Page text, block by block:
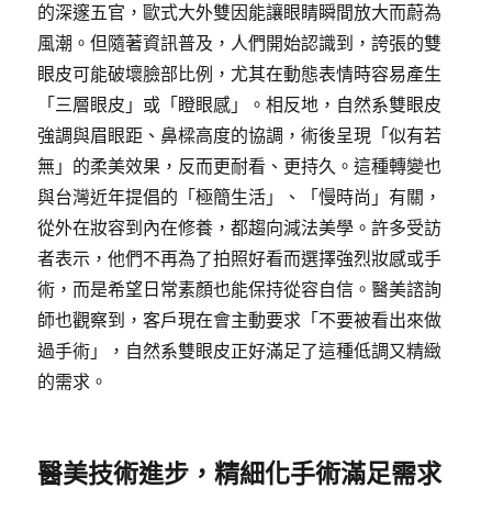
的深邃五官，歐式大外雙因能讓眼睛瞬間放大而蔚為
風潮。但隨著資訊普及，人們開始認識到，誇張的雙
眼皮可能破壞臉部比例，尤其在動態表情時容易產生
「三層眼皮」或「瞪眼感」。相反地，自然系雙眼皮
強調與眉眼距、鼻樑高度的協調，術後呈現「似有若
無」的柔美效果，反而更耐看、更持久。這種轉變也
與台灣近年提倡的「極簡生活」、「慢時尚」有關，
從外在妝容到內在修養，都趨向減法美學。許多受訪
者表示，他們不再為了拍照好看而選擇強烈妝感或手
術，而是希望日常素顏也能保持從容自信。醫美諮詢
師也觀察到，客戶現在會主動要求「不要被看出來做
過手術」，自然系雙眼皮正好滿足了這種低調又精緻
的需求。
醫美技術進步，精細化手術滿足需求